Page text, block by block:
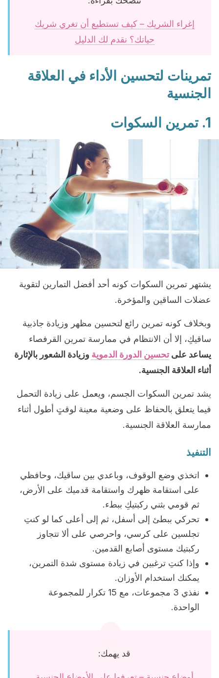
إغراء الشريك – كيف تستطيع أن تغري شريك
حياتك؟ نقدم لك الدليل
تمرينات لتحسين الأداء في العلاقة
الجنسية
1. تمرين السكوات
يشتهر تمرين السكوات كونه أحد أفضل التمارين لتقوية
عضلات الساقين والمؤخرة.
وبخلاف كونه تمرين رائع لتحسين مظهر وزيادة جاذبية
ساقيكِ، إلا أن الانتظام في ممارسة تمرين القرفصاء
يساعد على تحسين الدورة الدموية وزيادة الشعور بالإثارة
أثناء العلاقة الجنسية.
يشد تمرين السكوات الجسم، ويعمل على زيادة التحمل
فيما يتعلق بالحفاظ على وضعية معينة لوقتٍ أطول أثناء
ممارسة العلاقة الجنسية.
التنفيذ
اتخذي وضع الوقوف، وباعدي بين ساقيك، وحافظي
على استقامة ظهرك واستقامة قدميك على الأرض،
ثم قومي بثني ركبتيكِ ببطء.
تحركي ببطئ إلى أسفل، ثم إلى أعلى كما لو كنتِ
تجلسين على كرسي، واحرصي على ألا تتجاوز
ركبتيك مستوى أصابع القدمين.
وإذا كنتِ ترغبين في زيادة مستوى شدة التمرين،
يمكنك استخدام الأوزان.
نفذي 3 مجموعات، مع 15 تكرار للمجموعة
الواحدة.
قد يهمك: